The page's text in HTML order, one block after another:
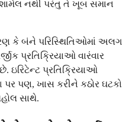
શામેલ નથી પરંતુ તે ખૂબ સમાન
કે બંને પરિસ્થિતિઓમાં અલગ
પ્રતિક્રિયાઓ વારંવાર
ઇરિટેન્ટ પ્રતિક્રિયાઓ
પણ, ખાસ કરીને કઠોર ઘટકો
સાથે.